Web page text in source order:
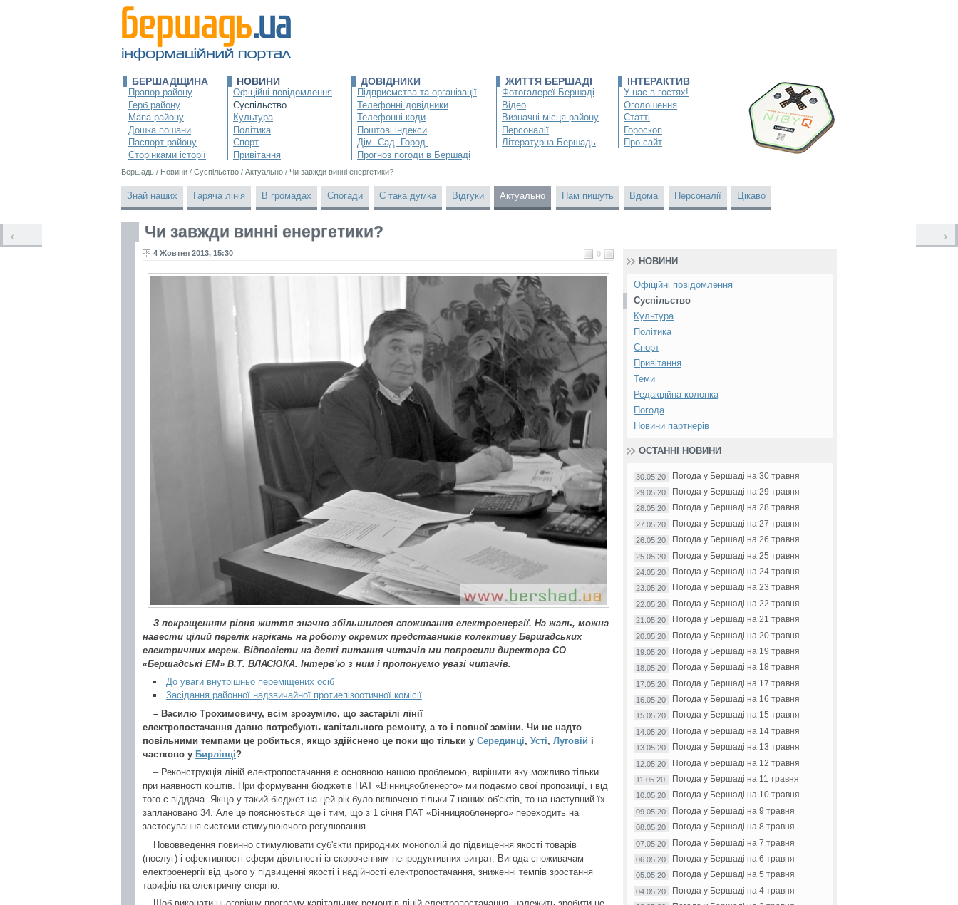
БЕРШАДЩИНА
Прапор району
Герб району
Мапа району
Дошка пошани
Паспорт району
Сторінками історії
НОВИНИ
Офіційні повідомлення
Суспільство
Культура
Політика
Спорт
Привітання
ДОВІДНИКИ
Підприємства та організації
Телефонні довідники
Телефонні коди
Поштові індекси
Дім. Сад. Город.
Прогноз погоди в Бершаді
ЖИТТЯ БЕРШАДІ
Фотогалереї Бершаді
Відео
Визначні місця району
Персоналії
Літературна Бершадь
ІНТЕРАКТИВ
У нас в гостях!
Оголошення
Статті
Гороскоп
Про сайт
Бершадь / Новини / Суспільство / Актуально / Чи завжди винні енергетики?
Знай наших Гаряча лінія В громадах Спогади Є така думка Відгуки Актуально Нам пишуть Вдома Персоналії Цікаво
Чи завжди винні енергетики?
0
4 Жовтня 2013, 15:30
З покращенням рівня життя значно збільшилося споживання електроенергії. На жаль, можна
навести цілий перелік нарікань на роботу окремих представників колективу Бершадських
електричних мереж. Відповісти на деякі питання читачів ми попросили директора СО
«Бершадські ЕМ» В.Т. ВЛАСЮКА. Інтерв’ю з ним і пропонуємо увазі читачів.
До уваги внутрішньо переміщених осіб
Засідання районної надзвичайної протиепізоотичної комісії
– Василю Трохимовичу, всім зрозуміло, що застарілі лінії
електропостачання давно потребують капітального ремонту, а то і повної заміни. Чи не надто
повільними темпами це робиться, якщо здійснено це поки що тільки у Серединці, Усті, Луговій і
частково у Бирлівці?
– Реконструкція ліній електропостачання є основною нашою проблемою, вирішити яку можливо тільки
при наявності коштів. При формуванні бюджетів ПАТ «Вінницяобленерго» ми подаємо свої пропозиції, і від
того є віддача. Якщо у такий бюджет на цей рік було включено тільки 7 наших об'єктів, то на наступний їх
заплановано 34. Але це пояснюється ще і тим, що з 1 січня ПАТ «Вінницяобленерго» переходить на
застосування системи стимулюючого регулювання.
Нововведення повинно стимулювати суб'єкти природних монополій до підвищення якості товарів
(послуг) і ефективності сфери діяльності із скороченням непродуктивних витрат. Вигода споживачам
електроенергії від цього у підвищенні якості і надійності електропостачання, зниженні темпів зростання
тарифів на електричну енергію.
← →
НОВИНИ
Офіційні повідомлення
Суспільство
Культура
Політика
Спорт
Привітання
Теми
Редакційна колонка
Погода
Новини партнерів
ОСТАННІ НОВИНИ
30.05.20 Погода у Бершаді на 30 травня
29.05.20 Погода у Бершаді на 29 травня
28.05.20 Погода у Бершаді на 28 травня
27.05.20 Погода у Бершаді на 27 травня
26.05.20 Погода у Бершаді на 26 травня
25.05.20 Погода у Бершаді на 25 травня
24.05.20 Погода у Бершаді на 24 травня
23.05.20 Погода у Бершаді на 23 травня
22.05.20 Погода у Бершаді на 22 травня
21.05.20 Погода у Бершаді на 21 травня
20.05.20 Погода у Бершаді на 20 травня
19.05.20 Погода у Бершаді на 19 травня
18.05.20 Погода у Бершаді на 18 травня
17.05.20 Погода у Бершаді на 17 травня
16.05.20 Погода у Бершаді на 16 травня
15.05.20 Погода у Бершаді на 15 травня
14.05.20 Погода у Бершаді на 14 травня
13.05.20 Погода у Бершаді на 13 травня
12.05.20 Погода у Бершаді на 12 травня
11.05.20 Погода у Бершаді на 11 травня
10.05.20 Погода у Бершаді на 10 травня
09.05.20 Погода у Бершаді на 9 травня
08.05.20 Погода у Бершаді на 8 травня
07.05.20 Погода у Бершаді на 7 травня
06.05.20 Погода у Бершаді на 6 травня
05.05.20 Погода у Бершаді на 5 травня
04.05.20 Погода у Бершаді на 4 травня